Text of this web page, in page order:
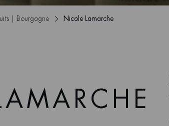
| Bourgogne Nicole Lamarche